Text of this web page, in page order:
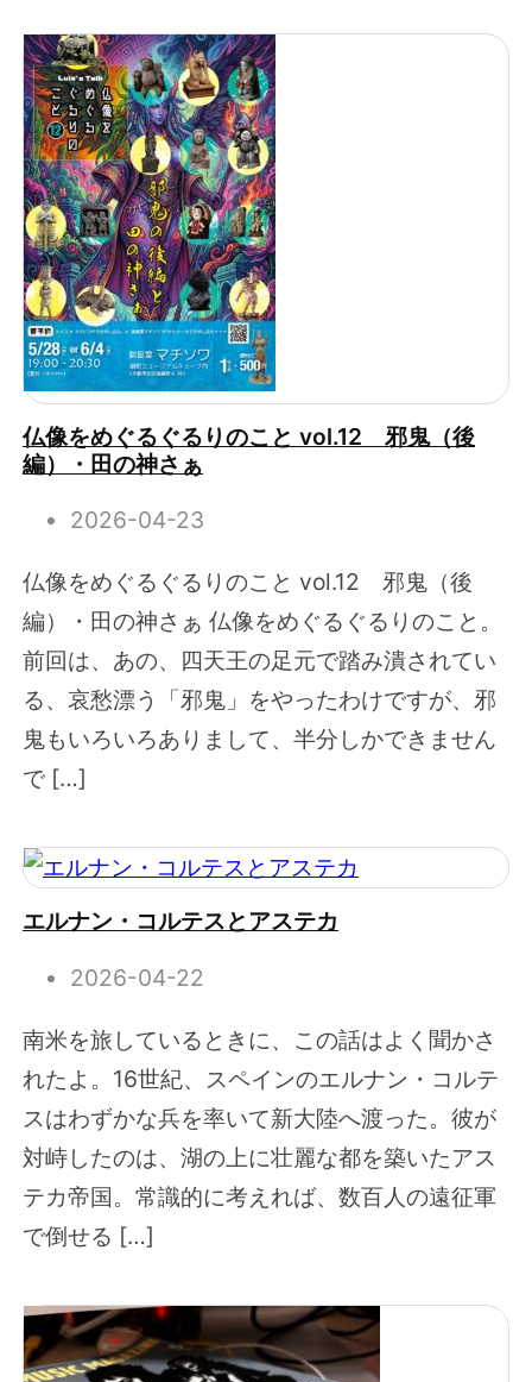
仏像をめぐるぐるりのこと vol.12 邪鬼（後
編）・田の神さぁ
2026-04-23
仏像をめぐるぐるりのこと vol.12 邪鬼（後
編）・田の神さぁ 仏像をめぐるぐるりのこと。
前回は、あの、四天王の足元で踏み潰されてい
る、哀愁漂う「邪鬼」をやったわけですが、邪
鬼もいろいろありまして、半分しかできません
で […]
エルナン・コルテスとアステカ
2026-04-22
南米を旅しているときに、この話はよく聞かさ
れたよ。16世紀、スペインのエルナン・コルテ
スはわずかな兵を率いて新大陸へ渡った。彼が
対峙したのは、湖の上に壮麗な都を築いたアス
テカ帝国。常識的に考えれば、数百人の遠征軍
で倒せる […]